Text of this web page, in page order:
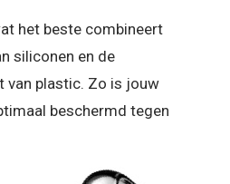
het beste combineert
siliconen en de
van plastic. Zo is jouw
beschermd tegen